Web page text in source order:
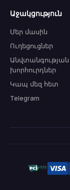
Աջակցություն
Մեր մասին
Ուղեցուցներ
Անվտանգության
խորհուրդներ
Կապ մեզ հետ
Telegram